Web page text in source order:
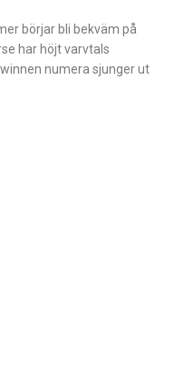
börjar bli bekväm på
har höjt varvtals
numera sjunger ut